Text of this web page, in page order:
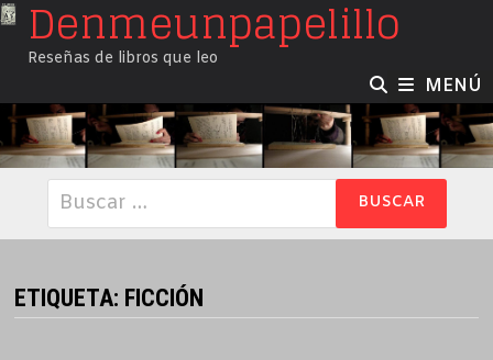
SaltarDenmeunpapelillo
Reseñas de libros que leo
MENÚ
Buscar:
ETIQUETA: FICCIÓN